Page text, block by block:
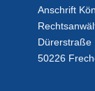
Anschrift
Dürerstraße
50226